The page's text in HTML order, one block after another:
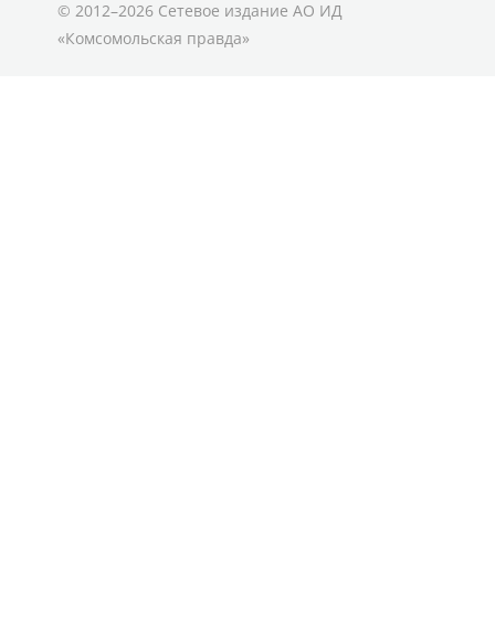
© 2012–2026 Сетевое издание АО ИД
«Комсомольская правда»